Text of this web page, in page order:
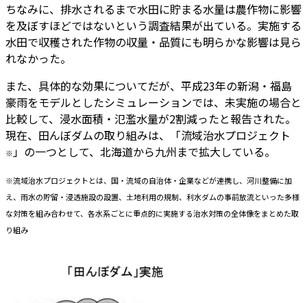
ちなみに、排水されるまで水田に貯まる水量は農作物に影響
を及ぼすほどではないという調査結果が出ている。実施する
水田で収穫された作物の収量・品質にも明らかな影響は見ら
れなかった。
また、具体的な効果についてだが、平成23年の新潟・福島
豪雨をモデルとしたシミュレーションでは、未実施の場合と
比較して、浸水面積・氾濫水量が2割減ったと報告された。
現在、田んぼダムの取り組みは、「流域治水プロジェクト
※」の一つとして、北海道から九州まで拡大している。
※流域治水プロジェクトとは、国・流域の自治体・企業などが連携し、河川整備に加
え、雨水の貯留・浸透施設の設置、土地利用の規制、利水ダムの事前放流といった多様
な対策を組み合わせて、各水系ごとに重点的に実施する治水対策の全体像をまとめた取
り組み